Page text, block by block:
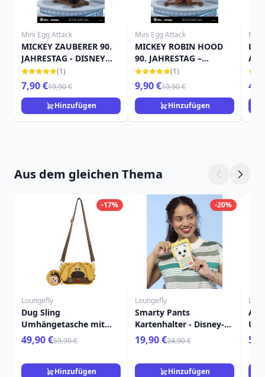
Mini Egg Attack
MICKEY ZAUBERER 90.
JAHRESTAG - DISNEY
MINI EGG ATTACK
(1)
7,90 €19,90 €
Hinzufügen
Mini Egg Attack
MICKEY ROBIN HOOD
90. JAHRESTAG –
DISNEY-MINI-EI-
ANGRIFF
(1)
9,90 €19,90 €
Hinzufügen
Mini
Aus dem gleichen Thema
-17%
Loungefly
Dug Sling
Umhängetasche mit
Münzfach - Disney-Pixar
Loungefly Up
49,90 €59,90 €
Hinzufügen
-20%
Loungefly
Smarty Pants
Kartenhalter - Disney-
Pixar Loungefly Toy
Story 5
19,90 €24,90 €
Hinzufügen